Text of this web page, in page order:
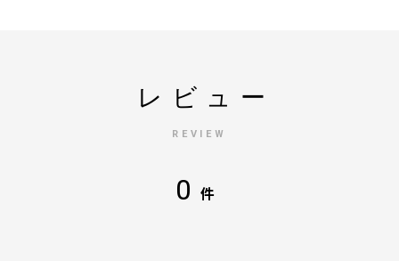
レビュー
REVIEW
0 件